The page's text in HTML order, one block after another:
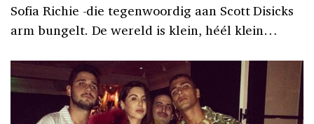
Sofia Richie -die tegenwoordig aan Scott Disicks
arm bungelt. De wereld is klein, héél klein…